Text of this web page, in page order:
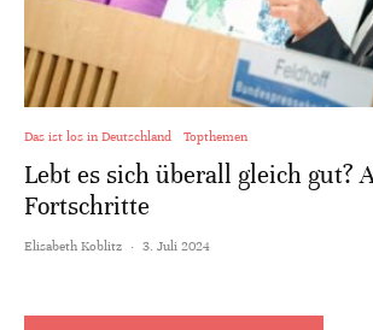
Das ist los in Deutschland Topthemen
Lebt es sich überall gleich gut?
Fortschritte
Elisabeth Koblitz · 3. Juli 2024